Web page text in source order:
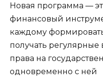
Новая программа —
финансовый
каждому
получать
права на
одновременно с ней